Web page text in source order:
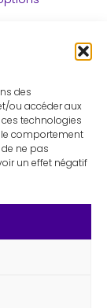
des
ou accéder aux
technologies
comportement
ne pas
un effet négatif